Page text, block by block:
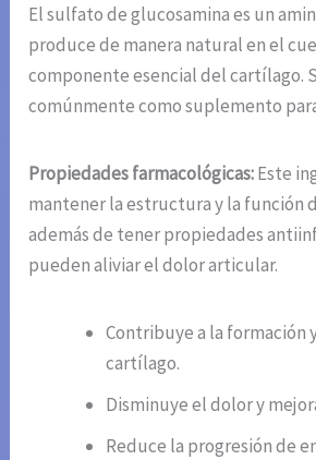
El sulfato de glucosamina es un
produce de manera natural en el
componente esencial del cartílago.
comúnmente como suplemento
Propiedades farmacológicas:Este
mantener la estructura y la función
además de tener propiedades
pueden aliviar el dolor articular.
Contribuye a la formación
cartílago.
Disminuye el dolor y
Reduce la progresión de